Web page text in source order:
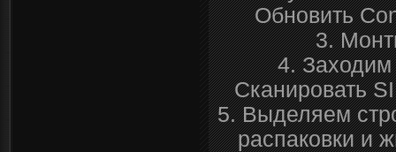
Обновить
3.
4.
Сканировать
5. Выделяем
распаковки и